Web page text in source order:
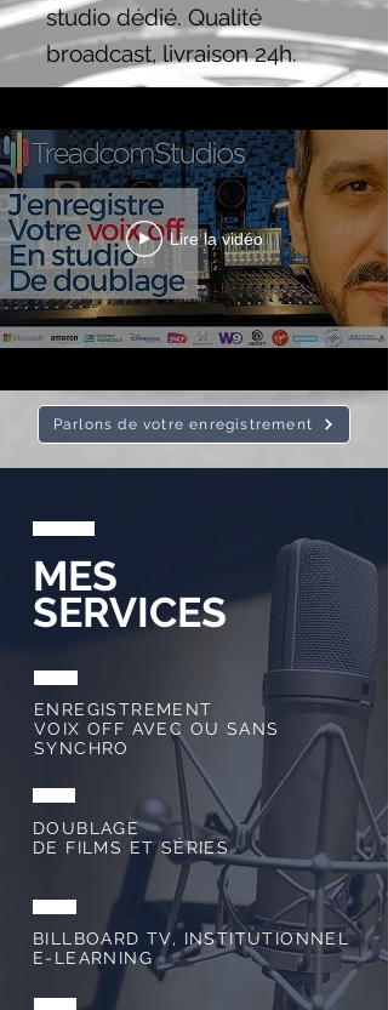
studio dédié. Qualité
broadcast, livraison 24h.
Lire la vidéo
Parlons de votre enregistrement
MES
SERVICES
ENREGISTREMENT
VOIX OFF AVEC OU SANS
SYNCHRO
DOUBLAGE
DE FILMS ET SÉRIES
BILLBOARD TV, INSTITUTIONNEL
E-LEARNING